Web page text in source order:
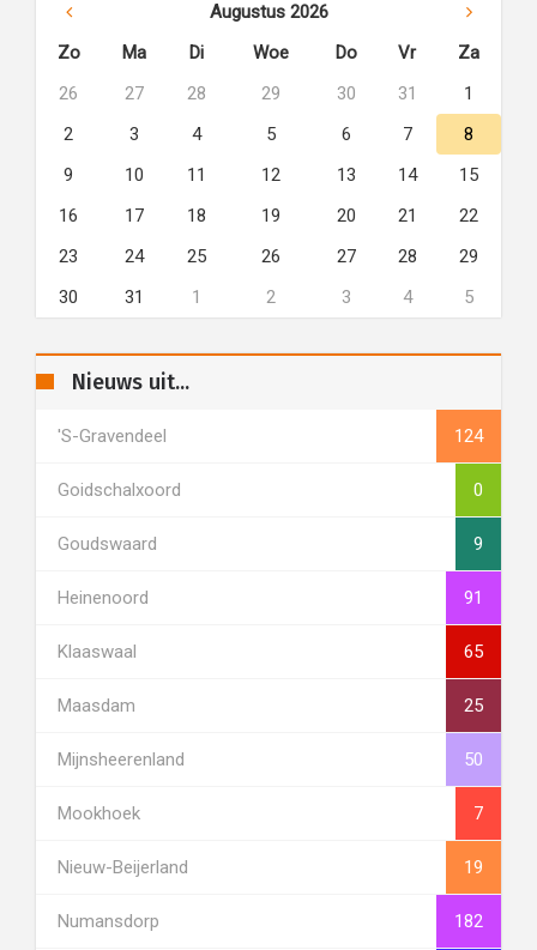
Augustus 2026
Zo
Ma Di Woe Do Vr
Za
26
27 28 29 30 31
1
2
3 4 5 6 7
8
9
10 11 12 13 14
15
16
17 18 19 20 21
22
23
24 25 26 27 28
29
30
31 1 2 3 4 5
Nieuws uit...
's-Gravendeel 124
Goidschalxoord 0
Goudswaard 9
Heinenoord 91
Klaaswaal 65
Maasdam 25
Mijnsheerenland 50
Mookhoek 7
Nieuw-Beijerland 19
Numansdorp 182